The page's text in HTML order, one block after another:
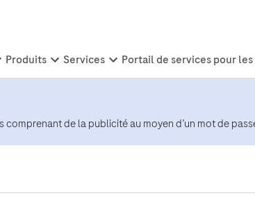
de la publicité au moyen d’un mot de